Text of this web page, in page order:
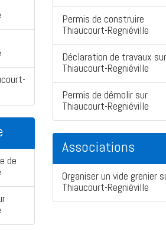
de
Permis de construire
Thiaucourt-Regniéville
Déclaration de travaux sur
Thiaucourt-Regniéville
Permis de démolir sur
Thiaucourt-Regniéville
Associations
Organiser un vide grenier
Thiaucourt-Regniéville